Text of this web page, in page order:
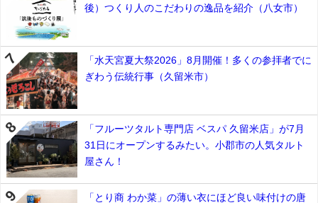
後）つくり人のこだわりの逸品を紹介（八女市）
「水天宮夏大祭2026」8月開催！多くの参拝者でに
ぎわう伝統行事（久留米市）
「フルーツタルト専門店 ベスパ 久留米店」が7月
31日にオープンするみたい。小郡市の人気タルト
屋さん！
「とり商 わか菜」の薄い衣にほど良い味付けの唐